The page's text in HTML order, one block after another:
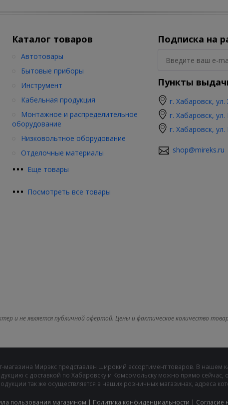
Каталог товаров
••• Еще товары
Автотовары
Бытовые приборы
Инструмент
Кабельная продукция
Монтажное и распределительное
оборудование
Низковольтное оборудование
Отделочные материалы
••• Посмотреть все товары
Подписка на
Пункты
г. Хабаровск,
г. Хабаровск,
г. Хабаровск,
shop@mireks.ru
и не является публичной офертой. Цены и фактическое количество
магазина Мирэкс представлен широкий ассортимент товаров. В нашем
с доставкой по Хабаровску и Комсомольску можно прямо сейчас,
так же осуществляется в наших розничных магазинах, адреса
пользования магазином | Политика конфиденциальности |